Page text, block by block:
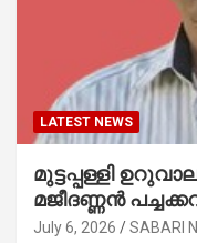
LATEST NEWS
മുട്ടപ്പള്ളി
മജീദണ്ണൻ
July 6, 2026 SABARI